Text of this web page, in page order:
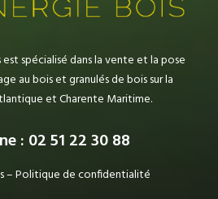
spécialisé dans la vente et la pose
au bois et granulés de bois sur la
et Charente Maritime.
: 02 51 22 30 88
–Politique de confidentialité